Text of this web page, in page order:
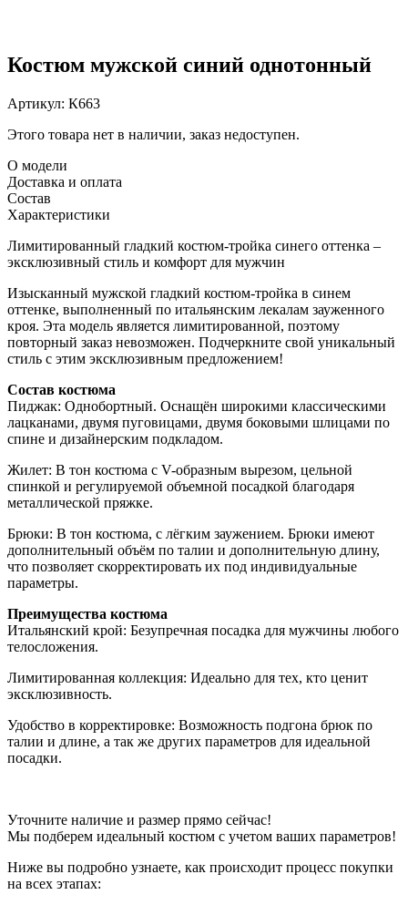
Костюм мужской синий однотонный
Артикул: К663
Этого товара нет в наличии, заказ недоступен.
О модели
Доставка и оплата
Состав
Характеристики
Лимитированный гладкий костюм-тройка синего оттенка –
эксклюзивный стиль и комфорт для мужчин
Изысканный мужской гладкий костюм-тройка в синем
оттенке, выполненный по итальянским лекалам зауженного
кроя. Эта модель является лимитированной, поэтому
повторный заказ невозможен. Подчеркните свой уникальный
стиль с этим эксклюзивным предложением!
Состав костюма
Пиджак: Однобортный. Оснащён широкими классическими
лацканами, двумя пуговицами, двумя боковыми шлицами по
спине и дизайнерским подкладом.
Жилет: В тон костюма с V-образным вырезом, цельной
спинкой и регулируемой объемной посадкой благодаря
металлической пряжке.
Брюки: В тон костюма, с лёгким заужением. Брюки имеют
дополнительный объём по талии и дополнительную длину,
что позволяет скорректировать их под индивидуальные
параметры.
Преимущества костюма
Итальянский крой: Безупречная посадка для мужчины любого
телосложения.
Лимитированная коллекция: Идеально для тех, кто ценит
эксклюзивность.
Удобство в корректировке: Возможность подгона брюк по
талии и длине, а так же других параметров для идеальной
посадки.
Уточните наличие и размер прямо сейчас!
Мы подберем идеальный костюм с учетом ваших параметров!
Ниже вы подробно узнаете, как происходит процесс покупки
на всех этапах: